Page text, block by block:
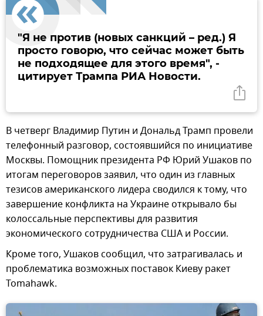
"Я не против (новых санкций – ред.) Я
просто говорю, что сейчас может быть
не подходящее для этого время", -
цитирует Трампа РИА Новости.
В четверг Владимир Путин и Дональд Трамп провели
телефонный разговор, состоявшийся по инициативе
Москвы. Помощник президента РФ Юрий Ушаков по
итогам переговоров заявил, что один из главных
тезисов американского лидера сводился к тому, что
завершение конфликта на Украине открывало бы
колоссальные перспективы для развития
экономического сотрудничества США и России.
Кроме того, Ушаков сообщил, что затрагивалась и
проблематика возможных поставок Киеву ракет
Tomahawk.